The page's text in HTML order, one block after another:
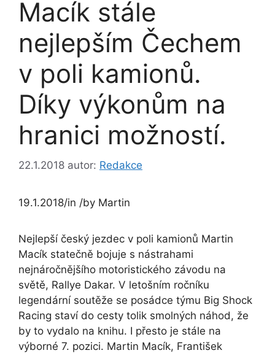
Macík stále
nejlepším Čechem
v poli kamionů.
Díky výkonům na
hranici možností.
22.1.2018 autor: Redakce
19.1.2018/in /by Martin
Nejlepší český jezdec v poli kamionů Martin
Macík statečně bojuje s nástrahami
nejnáročnějšího motoristického závodu na
světě, Rallye Dakar. V letošním ročníku
legendární soutěže se posádce týmu Big Shock
Racing staví do cesty tolik smolných náhod, že
by to vydalo na knihu. I přesto je stále na
výborné 7. pozici. Martin Macík, František